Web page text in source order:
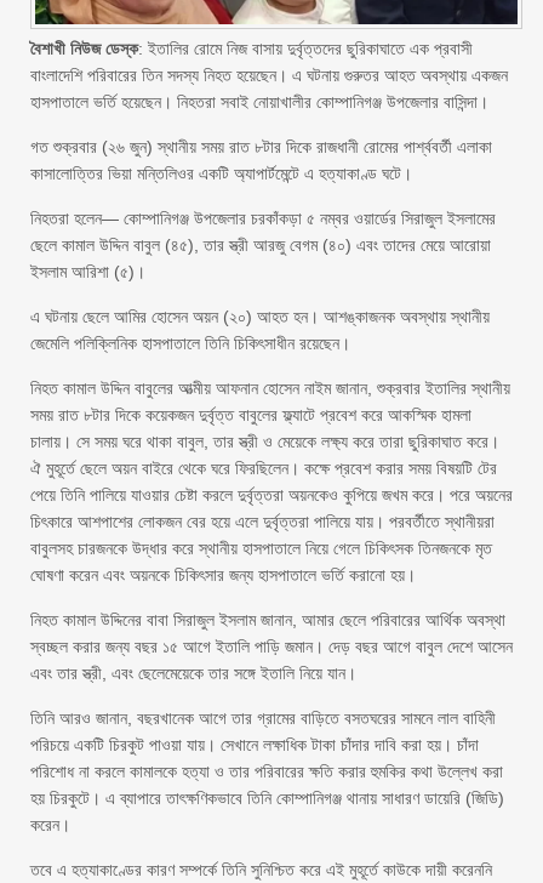
বৈশাখী নিউজ ডেস্ক: ইতালির রোমে নিজ বাসায় দুর্বৃত্তদের ছুরিকাঘাতে এক প্রবাসী
বাংলাদেশি পরিবারের তিন সদস্য নিহত হয়েছেন। এ ঘটনায় গুরুতর আহত অবস্থায় একজন
হাসপাতালে ভর্তি হয়েছেন। নিহতরা সবাই নোয়াখালীর কোম্পানিগঞ্জ উপজেলার বাসিন্দা।
গত শুক্রবার (২৬ জুন) স্থানীয় সময় রাত ৮টার দিকে রাজধানী রোমের পার্শ্ববর্তী এলাকা
কাসালোত্তির ভিয়া মন্তিলিওর একটি অ্যাপার্টমেন্টে এ হত্যাকাণ্ড ঘটে।
নিহতরা হলেন— কোম্পানিগঞ্জ উপজেলার চরকাঁকড়া ৫ নম্বর ওয়ার্ডের সিরাজুল ইসলামের
ছেলে কামাল উদ্দিন বাবুল (৪৫), তার স্ত্রী আরজু বেগম (৪০) এবং তাদের মেয়ে আরোয়া
ইসলাম আরিশা (৫)।
এ ঘটনায় ছেলে আমির হোসেন অয়ন (২০) আহত হন। আশঙ্কাজনক অবস্থায় স্থানীয়
জেমেলি পলিক্লিনিক হাসপাতালে তিনি চিকিৎসাধীন রয়েছেন।
নিহত কামাল উদ্দিন বাবুলের আত্মীয় আফনান হোসেন নাইম জানান, শুক্রবার ইতালির স্থানীয়
সময় রাত ৮টার দিকে কয়েকজন দুর্বৃত্ত বাবুলের ফ্ল্যাটে প্রবেশ করে আকস্মিক হামলা
চালায়। সে সময় ঘরে থাকা বাবুল, তার স্ত্রী ও মেয়েকে লক্ষ্য করে তারা ছুরিকাঘাত করে।
ঐ মুহূর্তে ছেলে অয়ন বাইরে থেকে ঘরে ফিরছিলেন। কক্ষে প্রবেশ করার সময় বিষয়টি টের
পেয়ে তিনি পালিয়ে যাওয়ার চেষ্টা করলে দুর্বৃত্তরা অয়নকেও কুপিয়ে জখম করে। পরে অয়নের
চিৎকারে আশপাশের লোকজন বের হয়ে এলে দুর্বৃত্তরা পালিয়ে যায়। পরবর্তীতে স্থানীয়রা
বাবুলসহ চারজনকে উদ্ধার করে স্থানীয় হাসপাতালে নিয়ে গেলে চিকিৎসক তিনজনকে মৃত
ঘোষণা করেন এবং অয়নকে চিকিৎসার জন্য হাসপাতালে ভর্তি করানো হয়।
নিহত কামাল উদ্দিনের বাবা সিরাজুল ইসলাম জানান, আমার ছেলে পরিবারের আর্থিক অবস্থা
স্বচ্ছল করার জন্য বছর ১৫ আগে ইতালি পাড়ি জমান। দেড় বছর আগে বাবুল দেশে আসেন
এবং তার স্ত্রী, এবং ছেলেমেয়েকে তার সঙ্গে ইতালি নিয়ে যান।
তিনি আরও জানান, বছরখানেক আগে তার গ্রামের বাড়িতে বসতঘরের সামনে লাল বাহিনী
পরিচয়ে একটি চিরকুট পাওয়া যায়। সেখানে লক্ষাধিক টাকা চাঁদার দাবি করা হয়। চাঁদা
পরিশোধ না করলে কামালকে হত্যা ও তার পরিবারের ক্ষতি করার হুমকির কথা উল্লেখ করা
হয় চিরকুটে। এ ব্যাপারে তাৎক্ষণিকভাবে তিনি কোম্পানিগঞ্জ থানায় সাধারণ ডায়েরি (জিডি)
করেন।
তবে এ হত্যাকাণ্ডের কারণ সম্পর্কে তিনি সুনিশ্চিত করে এই মুহূর্তে কাউকে দায়ী করেননি